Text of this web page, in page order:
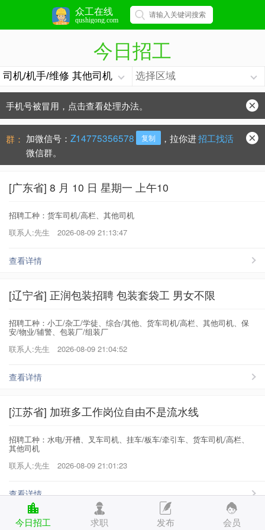
众工在线
qushigong.com
今日招工
手机号被冒用，点击查看处理办法。
防骗常识：学会这些不上当？
群： 加微信号： Z14775356578 复制 ，拉你进招工找活
微信群。
[广东省] 8 月 10 日 星期一 上午10
招聘工种：货车司机/高栏、其他司机
联系人:先生
2026-08-09 21:13:47
查看详情
[辽宁省] 正润包装招聘 包装套袋工 男女不限
招聘工种：小工/杂工/学徒、综合/其他、货车司机/高栏、其他司机、保
安/物业/辅警、包装厂/组装厂
联系人:先生
2026-08-09 21:04:52
查看详情
[江苏省] 加班多工作岗位自由不是流水线
招聘工种：水电/开槽、叉车司机、挂车/板车/牵引车、货车司机/高栏、
其他司机
联系人:先生
2026-08-09 21:01:23
查看详情
今日招工 求职 发布 会员